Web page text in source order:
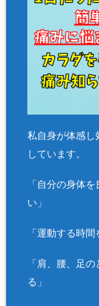
私自身が体感し
しています。
「自分の身体
い」
「運動する時間
「肩、腰、足
る」